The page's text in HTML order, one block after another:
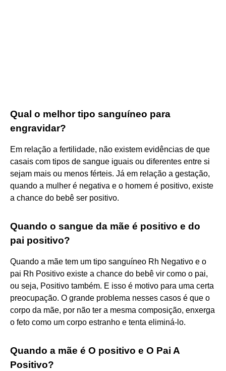
Qual o melhor tipo sanguíneo para
engravidar?
Em relação a fertilidade, não existem evidências de que
casais com tipos de sangue iguais ou diferentes entre si
sejam mais ou menos férteis. Já em relação a gestação,
quando a mulher é negativa e o homem é positivo, existe
a chance do bebê ser positivo.
Quando o sangue da mãe é positivo e do
pai positivo?
Quando a mãe tem um tipo sanguíneo Rh Negativo e o
pai Rh Positivo existe a chance do bebê vir como o pai,
ou seja, Positivo também. E isso é motivo para uma certa
preocupação. O grande problema nesses casos é que o
corpo da mãe, por não ter a mesma composição, enxerga
o feto como um corpo estranho e tenta eliminá-lo.
Quando a mãe é O positivo e O Pai A
Positivo?